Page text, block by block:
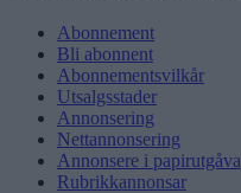
Abonnement
Bli abonnent
Abonnementsvilkår
Utsalgsstader
Annonsering
Nettannonsering
Annonsere i papirutgåva
Rubrikkannonsar